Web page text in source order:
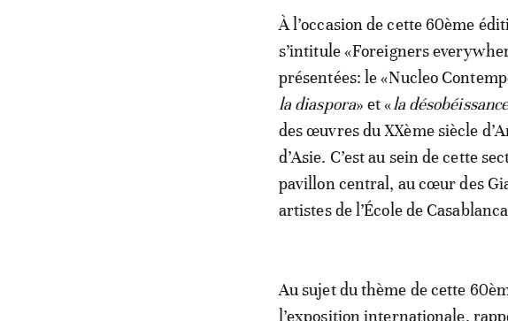
À l’occasion de cette 60ème
s’intitule «Foreigners
présentées: le «Nucleo
la diaspora» et «la
des œuvres du XXème siècle
d’Asie. C’est au sein de cette
pavillon central, au cœur des
artistes de l’École de
Au sujet du thème de cette
l’exposition internationale,